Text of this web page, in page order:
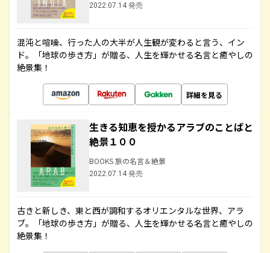
2022.07.14 発売
混沌と喧噪、行った人の大半が人生観が変わると言う、イン
ド。「地球の歩き方」が贈る、人生を輝かせる名言と癒やしの
絶景集！
詳細を見る
生きる知恵を授かるアラブのことばと
絶景１００
BOOKS 旅の名言＆絶景
2022.07.14 発売
古きと新しき、東と西が調和するオリエンタルな世界、アラ
ブ。「地球の歩き方」が贈る、人生を輝かせる名言と癒やしの
絶景集！